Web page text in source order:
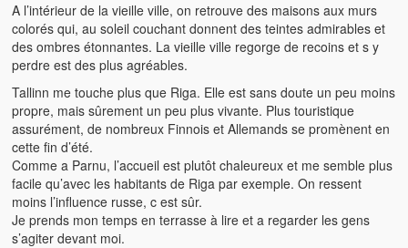
A l’intérieur de la vieille ville, on retrouve des maisons aux murs
colorés qui, au soleil couchant donnent des teintes admirables et
des ombres étonnantes. La vieille ville regorge de recoins et s y
perdre est des plus agréables.
Tallinn me touche plus que Riga. Elle est sans doute un peu moins
propre, mais sûrement un peu plus vivante. Plus touristique
assurément, de nombreux Finnois et Allemands se promènent en
cette fin d’été.
Comme a Parnu, l’accueil est plutôt chaleureux et me semble plus
facile qu’avec les habitants de Riga par exemple. On ressent
moins l’influence russe, c est sûr.
Je prends mon temps en terrasse à lire et a regarder les gens
s’agiter devant moi.